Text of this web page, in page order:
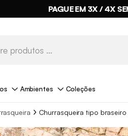
PAGUE EM 3X / 4X
Ambientes Coleções
Churrasqueira tipo